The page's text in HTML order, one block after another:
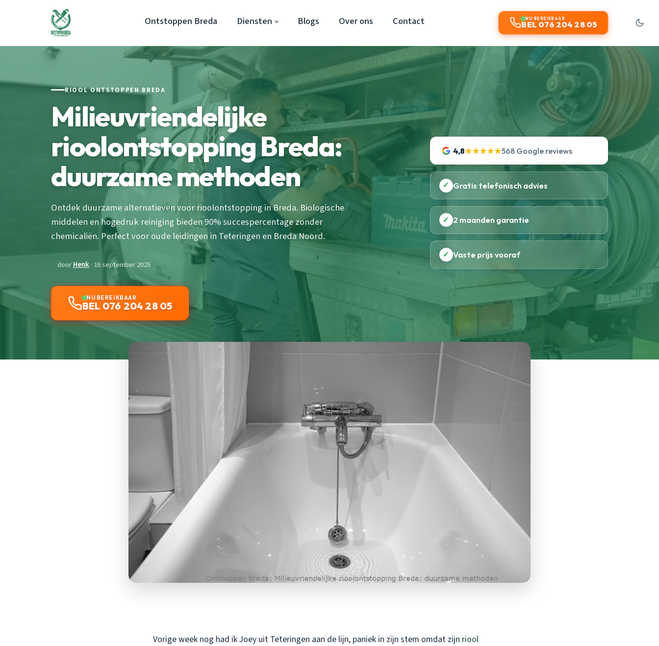
Ontstoppen Breda Diensten Blogs Over ons Contact NU BEREIKBAAR
BEL 076 204 28 05
RIOOL ONTSTOPPEN BREDA
Milieuvriendelijke
rioolontstopping Breda:
duurzame methoden
Ontdek duurzame alternatieven voor rioolontstopping in Breda. Biologische
middelen en hogedruk reiniging bieden 90% succespercentage zonder
chemicaliën. Perfect voor oude leidingen in Teteringen en Breda Noord.
doorHenk· 16 september 2025
NU BEREIKBAAR
BEL 076 204 28 05
4,8★★★★★568 Google reviews
✓ Gratis telefonisch advies
✓ 2 maanden garantie
✓ Vaste prijs vooraf
Vorige week nog had ik Joey uit Teteringen aan de lijn, paniek in zijn stem omdat zijn riool